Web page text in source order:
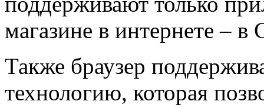
магазине в интернете – в
Также браузер
технологию, которая